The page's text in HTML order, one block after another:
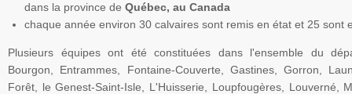
dans la province de Québec, au Canada
chaque année environ 30 calvaires sont remis en état et 25 sont
Plusieurs équipes ont été constituées dans l'ensemble du
Bourgon
Entrammes , Fontaine-Couverte, Gastines,Gorron
Forêt , leGenest-Saint-Isle , L'Huisserie, Loupfougères, Louverné